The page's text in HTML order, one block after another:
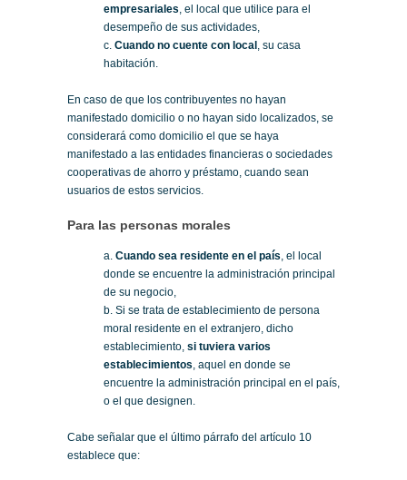
empresariales , el local que utilice para el
desempeño de sus actividades,
c. Cuando no cuente con local , su casa
habitación.
En caso de que los contribuyentes no hayan
manifestado domicilio o no hayan sido localizados, se
considerará como domicilio el que se haya
manifestado a las entidades financieras o sociedades
cooperativas de ahorro y préstamo, cuando sean
usuarios de estos servicios.
Para las personas morales
a. Cuando sea residente en el país , el local
donde se encuentre la administración principal
de su negocio,
b. Si se trata de establecimiento de persona
moral residente en el extranjero, dicho
establecimiento, si tuviera varios
establecimientos , aquel en donde se
encuentre la administración principal en el país,
o el que designen.
Cabe señalar que el último párrafo del artículo 10
establece que: